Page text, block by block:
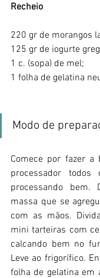
Recheio
220 gr de morangos
125 gr de iogurte
1 c. (sopa) de mel;
1 folha de gelatina
Modo de
Comece por fazer a
processador todos
processando bem.
massa que se
com as mãos.
mini tarteiras com
calcando bem no
Leve ao frigorífico.
folha de gelatina em